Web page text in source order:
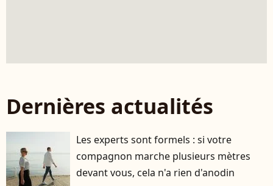
Dernières actualités
Les experts sont formels : si votre
compagnon marche plusieurs mètres
devant vous, cela n'a rien d'anodin